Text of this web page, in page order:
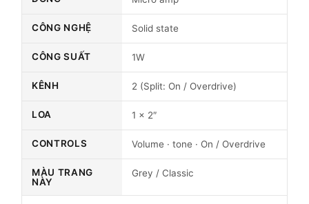
CÔNG NGHỆ Solid state
CÔNG SUẤT 1W
KÊNH 2 (Split: On / Overdrive)
LOA 1 × 2″
CONTROLS Volume · tone · On / Overdrive
MÀU TRANG
NÀY
Grey / Classic